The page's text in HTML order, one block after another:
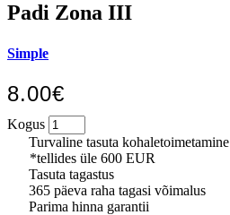
Padi Zona III
Simple
8.00€
Kogus
Turvaline tasuta kohaletoimetamine
*tellides üle 600 EUR
Tasuta tagastus
365 päeva raha tagasi võimalus
Parima hinna garantii